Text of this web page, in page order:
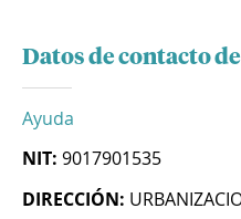
Datos de contacto
Ayuda
NIT: 9017901535
DIRECCIÓN: